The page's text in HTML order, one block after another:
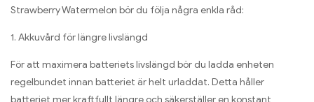
Strawberry Watermelon bör du följa några enkla råd:
1. Akkuvård för längre livslängd
För att maximera batteriets livslängd bör du ladda enheten
regelbundet innan batteriet är helt urladdat. Detta håller